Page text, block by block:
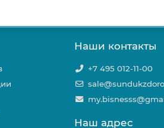
Наши контакты
+7 495 012-11-00
Наш адрес